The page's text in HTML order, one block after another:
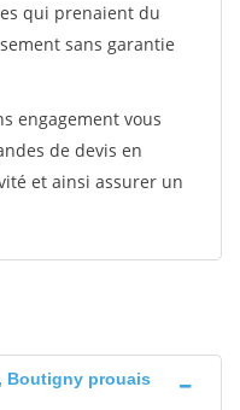
qui prenaient du
sans garantie
engagement vous
de devis en
et ainsi assurer un
Boutigny prouais